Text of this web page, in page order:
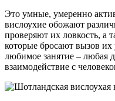
Это умные, умеренно
вислоухие обожают
проверяют их ловкость, а
которые бросают вызов
любимое занятие – любая
взаимодействие с